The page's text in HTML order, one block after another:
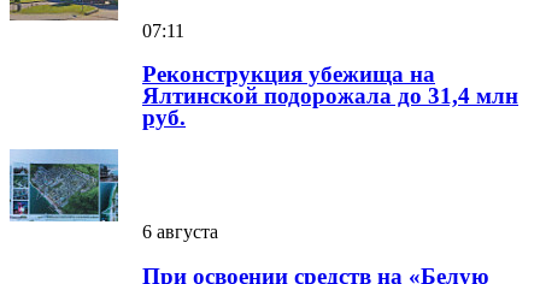
07:11
Реконструкция убежища на
Ялтинской подорожала до 31,4 млн
руб.
6 августа
При освоении средств на «Белую